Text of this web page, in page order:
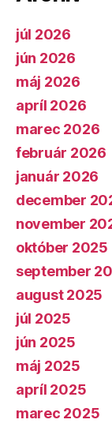
júl 2026
jún 2026
máj 2026
apríl 2026
marec 2026
február 2026
január 2026
december
november
október 2025
september
august 2025
júl 2025
jún 2025
máj 2025
apríl 2025
marec 2025